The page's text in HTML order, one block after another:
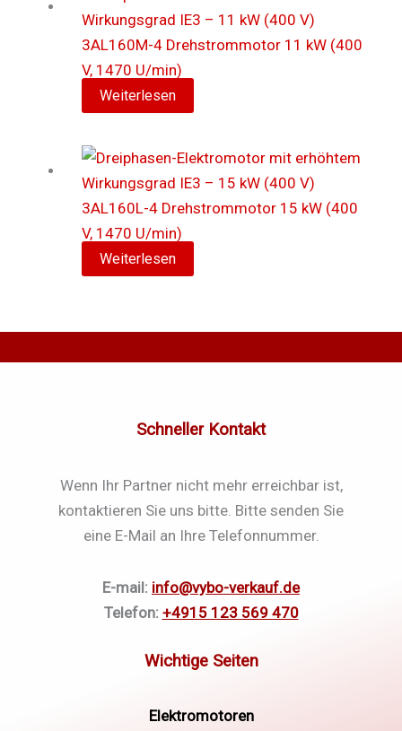
Produktseite
gewählt
werden
mehrere
Varianten
auf.
Die
Optionen
auf
der
Produktseite
gewählt
werden
3AL160M-4 Drehstrommotor 11 kW (400
V, 1470 U/min)
Weiterlesen
3AL160L-4 Drehstrommotor 15 kW (400
V, 1470 U/min)
Weiterlesen
Schneller Kontakt
Wenn Ihr Partner nicht mehr erreichbar ist,
kontaktieren Sie uns bitte. Bitte senden Sie
eine E-Mail an Ihre Telefonnummer.
E-mail: info@vybo-verkauf.de
Telefon: +4915 123 569 470
Elektromotoren